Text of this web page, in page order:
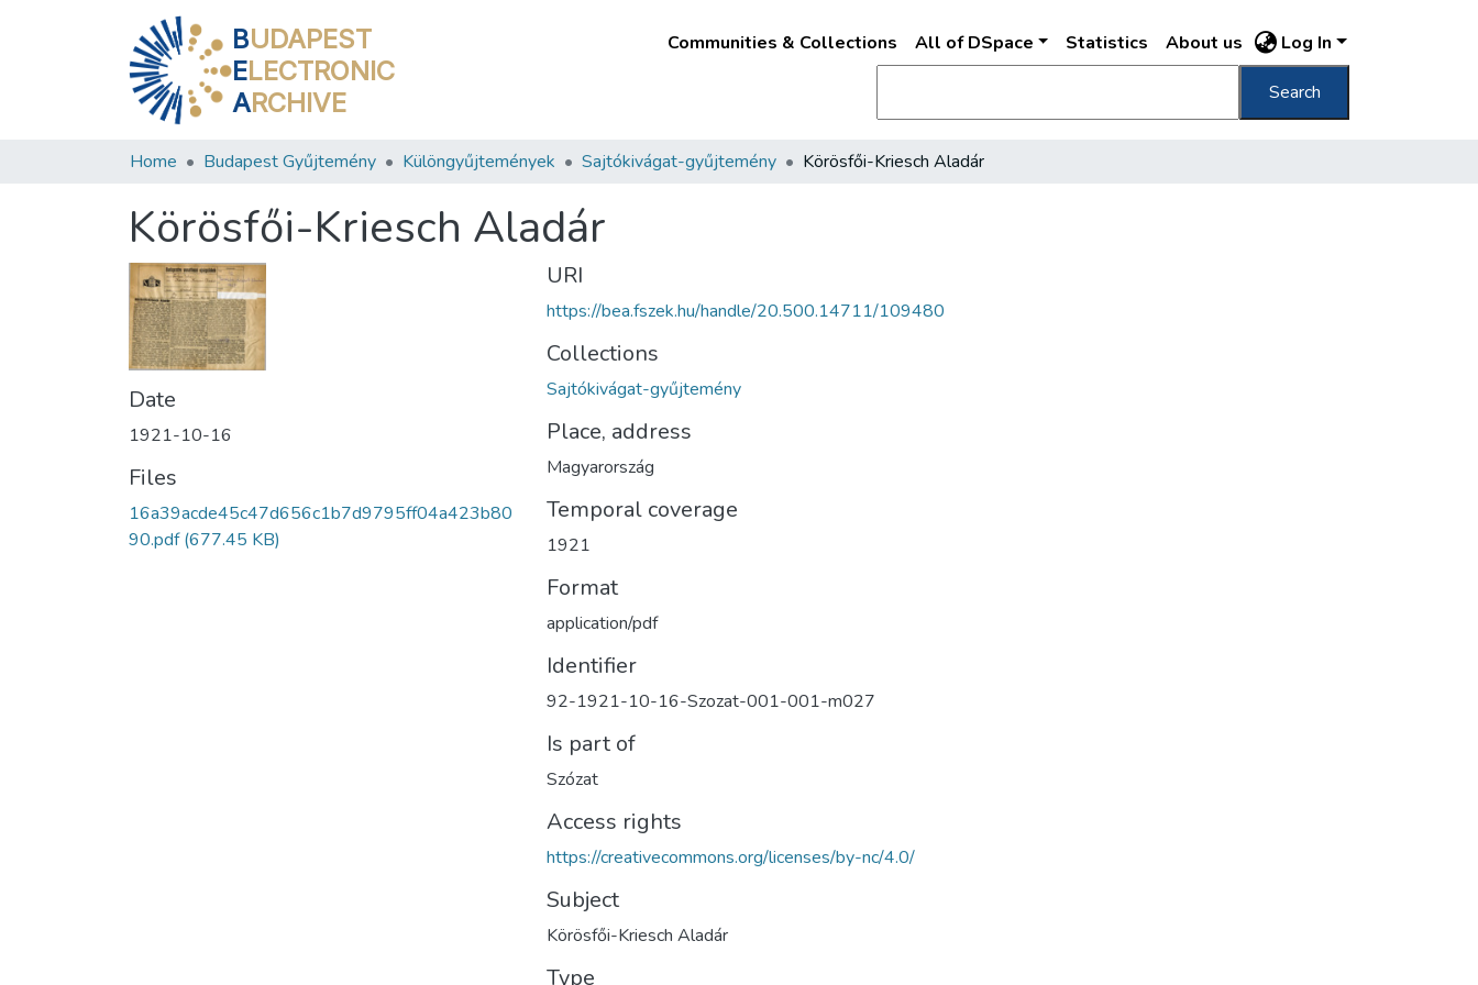
BUDAPEST
ELECTRONIC
ARCHIVE
Communities & Collections All of DSpace Statistics About us Log In
Search
Home Budapest Gyűjtemény Különgyűjtemények Sajtókivágat-gyűjtemény Körösfői-Kriesch Aladár
Körösfői-Kriesch Aladár
Date
1921-10-16
Files
16a39acde45c47d656c1b7d9795ff04a423b80
90.pdf(677.45 KB)
URI
https://bea.fszek.hu/handle/20.500.14711/109480
Collections
Sajtókivágat-gyűjtemény
Place, address
Magyarország
Temporal coverage
1921
Format
application/pdf
Identifier
92-1921-10-16-Szozat-001-001-m027
Is part of
Szózat
Access rights
https://creativecommons.org/licenses/by-nc/4.0/
Subject
Körösfői-Kriesch Aladár
Type